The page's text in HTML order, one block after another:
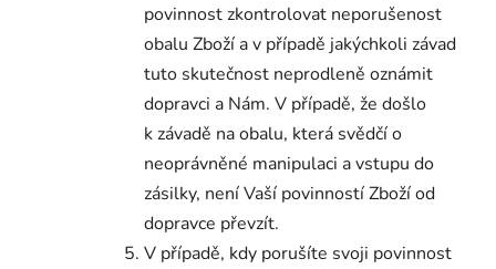
povinnost zkontrolovat neporušenost
obalu Zboží a v případě jakýchkoli závad
tuto skutečnost neprodleně oznámit
dopravci a Nám. V případě, že došlo
k závadě na obalu, která svědčí o
neoprávněné manipulaci a vstupu do
zásilky, není Vaší povinností Zboží od
dopravce převzít.
V případě, kdy porušíte svoji povinnost